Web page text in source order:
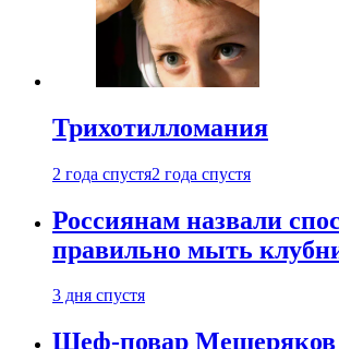
Трихотилломания
2 года спустя2 года спустя
Россиянам назвали
правильно мыть
3 дня спустя
Шеф-повар Мещеряков